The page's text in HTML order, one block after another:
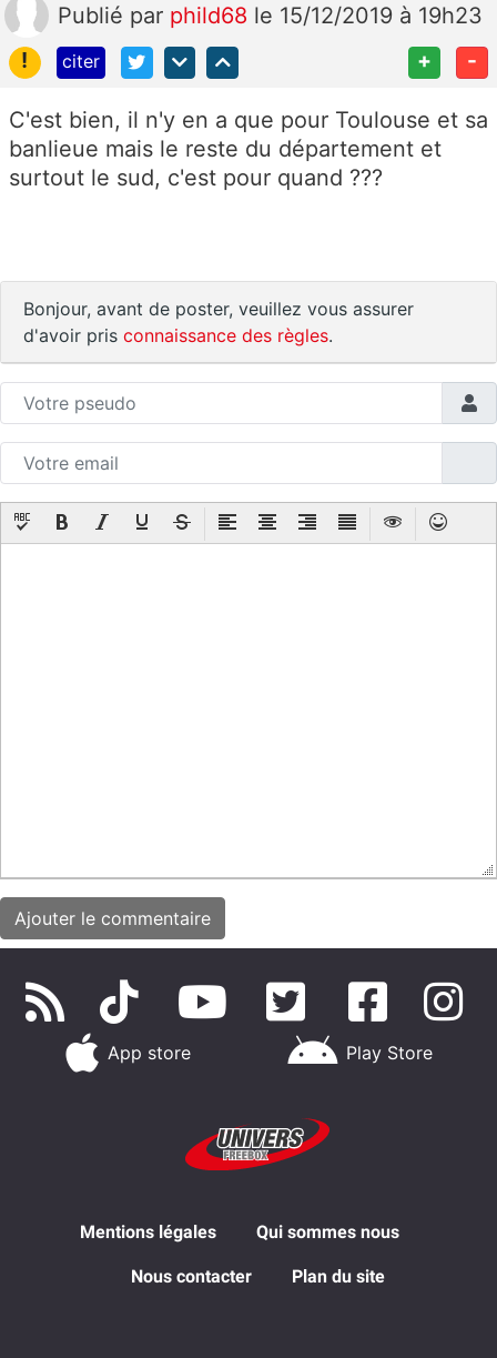
Publié par phild68 le 15/12/2019 à 19h23
!
citer + -
C'est bien, il n'y en a que pour Toulouse et sa
banlieue mais le reste du département et
surtout le sud, c'est pour quand ???
Bonjour, avant de poster, veuillez vous assurer
d'avoir pris connaissance des règles.
App store Play Store
Mentions légales Qui sommes nous
Nous contacter Plan du site